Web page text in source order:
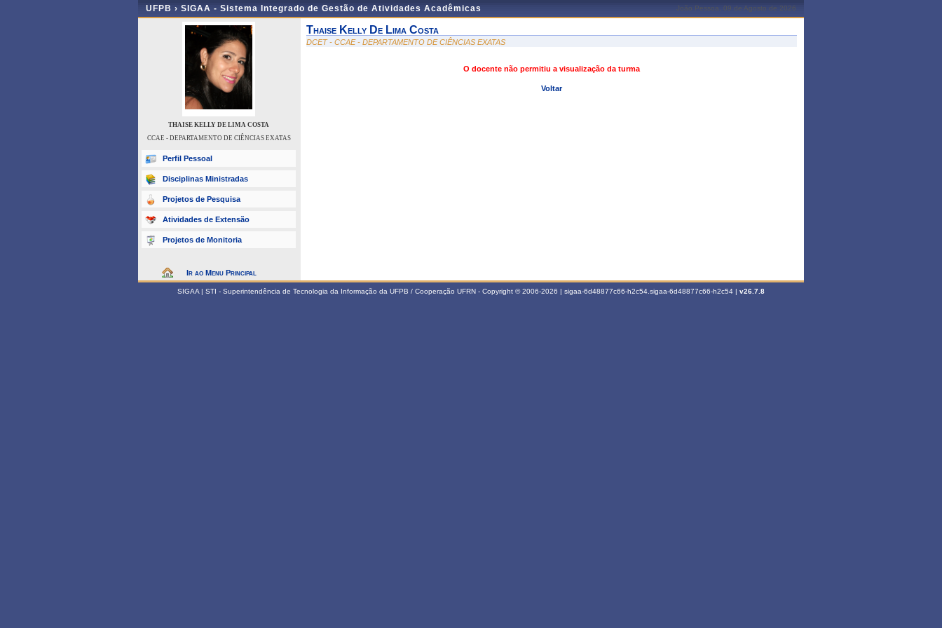
UFPB › SIGAA - Sistema Integrado de Gestão de Atividades Acadêmicas João Pessoa, 09 de Agosto de 2026
THAISE KELLY DE LIMA COSTA
CCAE - DEPARTAMENTO DE CIÊNCIAS EXATAS
Perfil Pessoal
Disciplinas Ministradas
Projetos de Pesquisa
Atividades de Extensão
Projetos de Monitoria
Ir ao Menu Principal
Thaise Kelly De Lima Costa
DCET - CCAE - DEPARTAMENTO DE CIÊNCIAS EXATAS
O docente não permitiu a visualização da turma
Voltar
SIGAA | STI - Superintendência de Tecnologia da Informação da UFPB / Cooperação UFRN - Copyright © 2006-2026 | sigaa-6d48877c66-h2c54.sigaa-6d48877c66-h2c54 | v26.7.8